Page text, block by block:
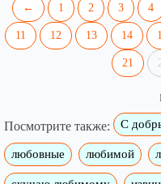
← 1 2 3 4
11 12 13 14
21
Посмотрите также: С
любовные любимой